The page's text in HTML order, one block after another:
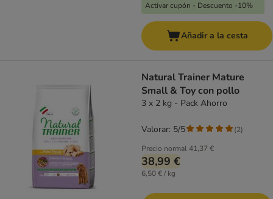
Activar cupón - Descuento -10%
Añadir a la cesta
Natural Trainer Mature
Small & Toy con pollo
3 x 2 kg - Pack Ahorro
Precio normal41,37 €
38,99 €
6,50 € / kg
Valorar: 5/5 (2)